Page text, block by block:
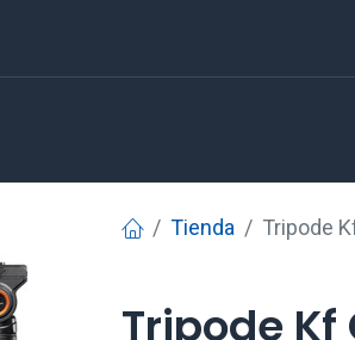
Tienda Tripode
Tripode Kf